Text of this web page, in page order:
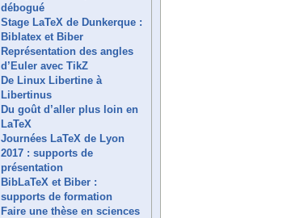
débogué
Stage LaTeX de Dunkerque :
Biblatex et Biber
Représentation des angles
d’Euler avec TikZ
De Linux Libertine à
Libertinus
Du goût d’aller plus loin en
LaTeX
Journées LaTeX de Lyon
2017 : supports de
présentation
BibLaTeX et Biber :
supports de formation
Faire une thèse en sciences